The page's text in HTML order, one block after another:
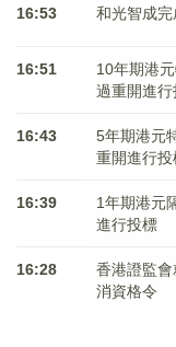
16:53 和光智成
16:51
10年期港
過重開進行
16:43
5年期港元
重開進行投
16:39
1年期港元
進行投標
16:28
香港證監
消資格令